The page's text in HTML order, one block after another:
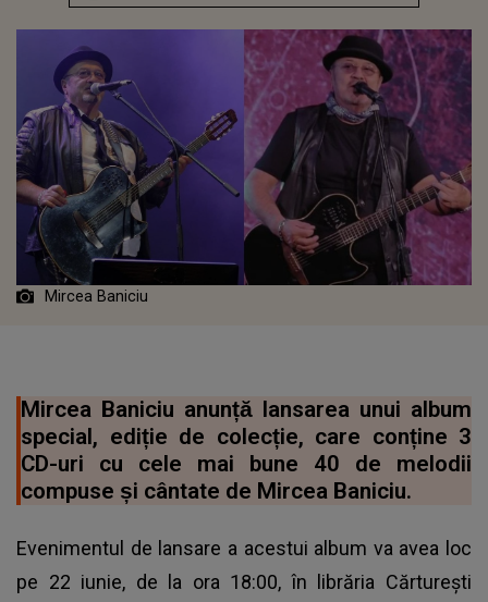
Mircea Baniciu
Mircea Baniciu anunță lansarea unui album
special, ediție de colecție, care conține 3
CD-uri cu cele mai bune 40 de melodii
compuse și cântate de Mircea Baniciu.
Evenimentul de lansare a acestui album va avea loc
pe 22 iunie, de la ora 18:00, în librăria Cărturești